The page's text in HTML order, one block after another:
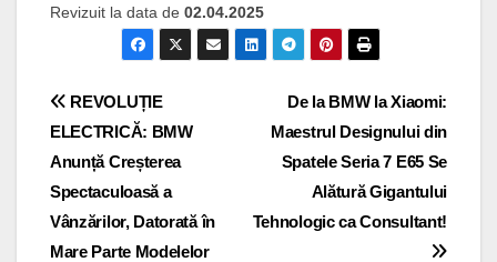
Revizuit la data de 02.04.2025
Navigare
în
articole
De la BMW la Xiaomi:
Maestrul Designului din
Spatele Seria 7 E65 Se
Alătură Gigantului
Tehnologic ca Consultant!
REVOLUȚIE
ELECTRICĂ: BMW
Anunță Creșterea
Spectaculoasă a
Vânzărilor, Datorată în
Mare Parte Modelelor